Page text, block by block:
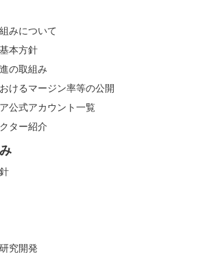
みについて
本方針
の取組み
けるマージン率等の公開
公式アカウント一覧
ター紹介
究開発